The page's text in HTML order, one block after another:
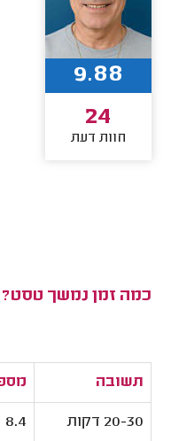
9.88
24
חוות דעת
כמה זמן נמשך
תשובה
20-30 דקות 8.4